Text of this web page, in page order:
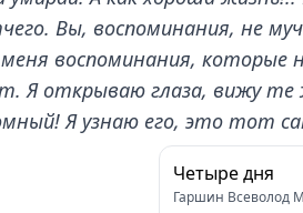
Вы, воспоминания, не
воспоминания,
Я открываю глаза, вижу
Я узнаю его, это тот
Четыре дня
Гаршин Всеволод